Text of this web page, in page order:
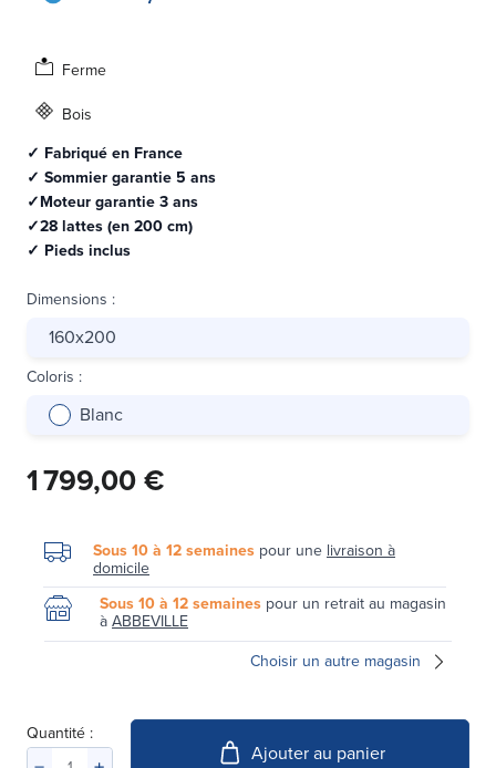
Ferme
Bois
✓ Fabriqué en France
✓ Sommier garantie 5 ans
✓Moteur garantie 3 ans
✓28 lattes (en 200 cm)
✓ Pieds inclus
Dimensions :
160x200
Coloris :
Blanc
1 799,00 €
Sous 10 à 12 semaines pour une livraison à
domicile
Sous 10 à 12 semaines pour un retrait au magasin
àABBEVILLE
Choisir un autre magasin
Quantité :
Ajouter au panier